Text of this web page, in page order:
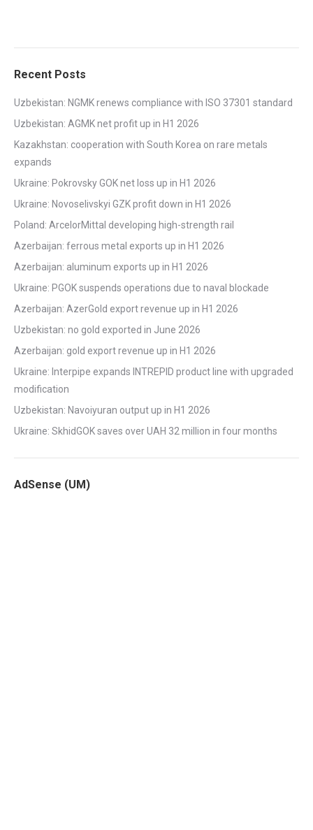
Recent Posts
Uzbekistan: NGMK renews compliance with ISO 37301 standard
Uzbekistan: AGMK net profit up in H1 2026
Kazakhstan: cooperation with South Korea on rare metals
expands
Ukraine: Pokrovsky GOK net loss up in H1 2026
Ukraine: Novoselivskyi GZK profit down in H1 2026
Poland: ArcelorMittal developing high-strength rail
Azerbaijan: ferrous metal exports up in H1 2026
Azerbaijan: aluminum exports up in H1 2026
Ukraine: PGOK suspends operations due to naval blockade
Azerbaijan: AzerGold export revenue up in H1 2026
Uzbekistan: no gold exported in June 2026
Azerbaijan: gold export revenue up in H1 2026
Ukraine: Interpipe expands INTREPID product line with upgraded
modification
Uzbekistan: Navoiyuran output up in H1 2026
Ukraine: SkhidGOK saves over UAH 32 million in four months
AdSense (UM)